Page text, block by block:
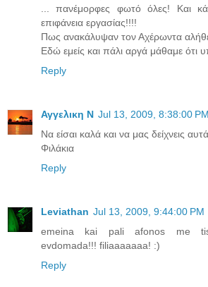
... πανέμορφες φωτό όλες! Και
επιφάνεια εργασίας!!!!
Πως ανακάλυψαν τον Αχέρωντα
Εδώ εμείς και πάλι αργά μάθαμε ότι
Reply
Αγγελικη Ν Jul 13, 2009, 8:38:00 PM
Να είσαι καλά και να μας δείχνεις
Φιλάκια
Reply
Leviathan Jul 13, 2009, 9:44:00 PM
emeina kai pali afonos me
evdomada!!! filiaaaaaaa! :)
Reply